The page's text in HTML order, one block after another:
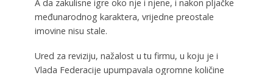
A da zakulisne igre oko nje i njene, i nakon pljačke
međunarodnog karaktera, vrijedne preostale
imovine nisu stale.
Ured za reviziju, nažalost u tu firmu, u koju je i
Vlada Federacije upumpavala ogromne količine